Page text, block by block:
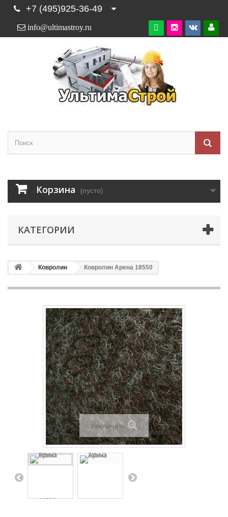
+7 (495)925-36-49

info@ultimastroy.ru
Корзина (пусто)
КАТЕГОРИИ
Ковролин Ковролин Арена 18550
Увеличить